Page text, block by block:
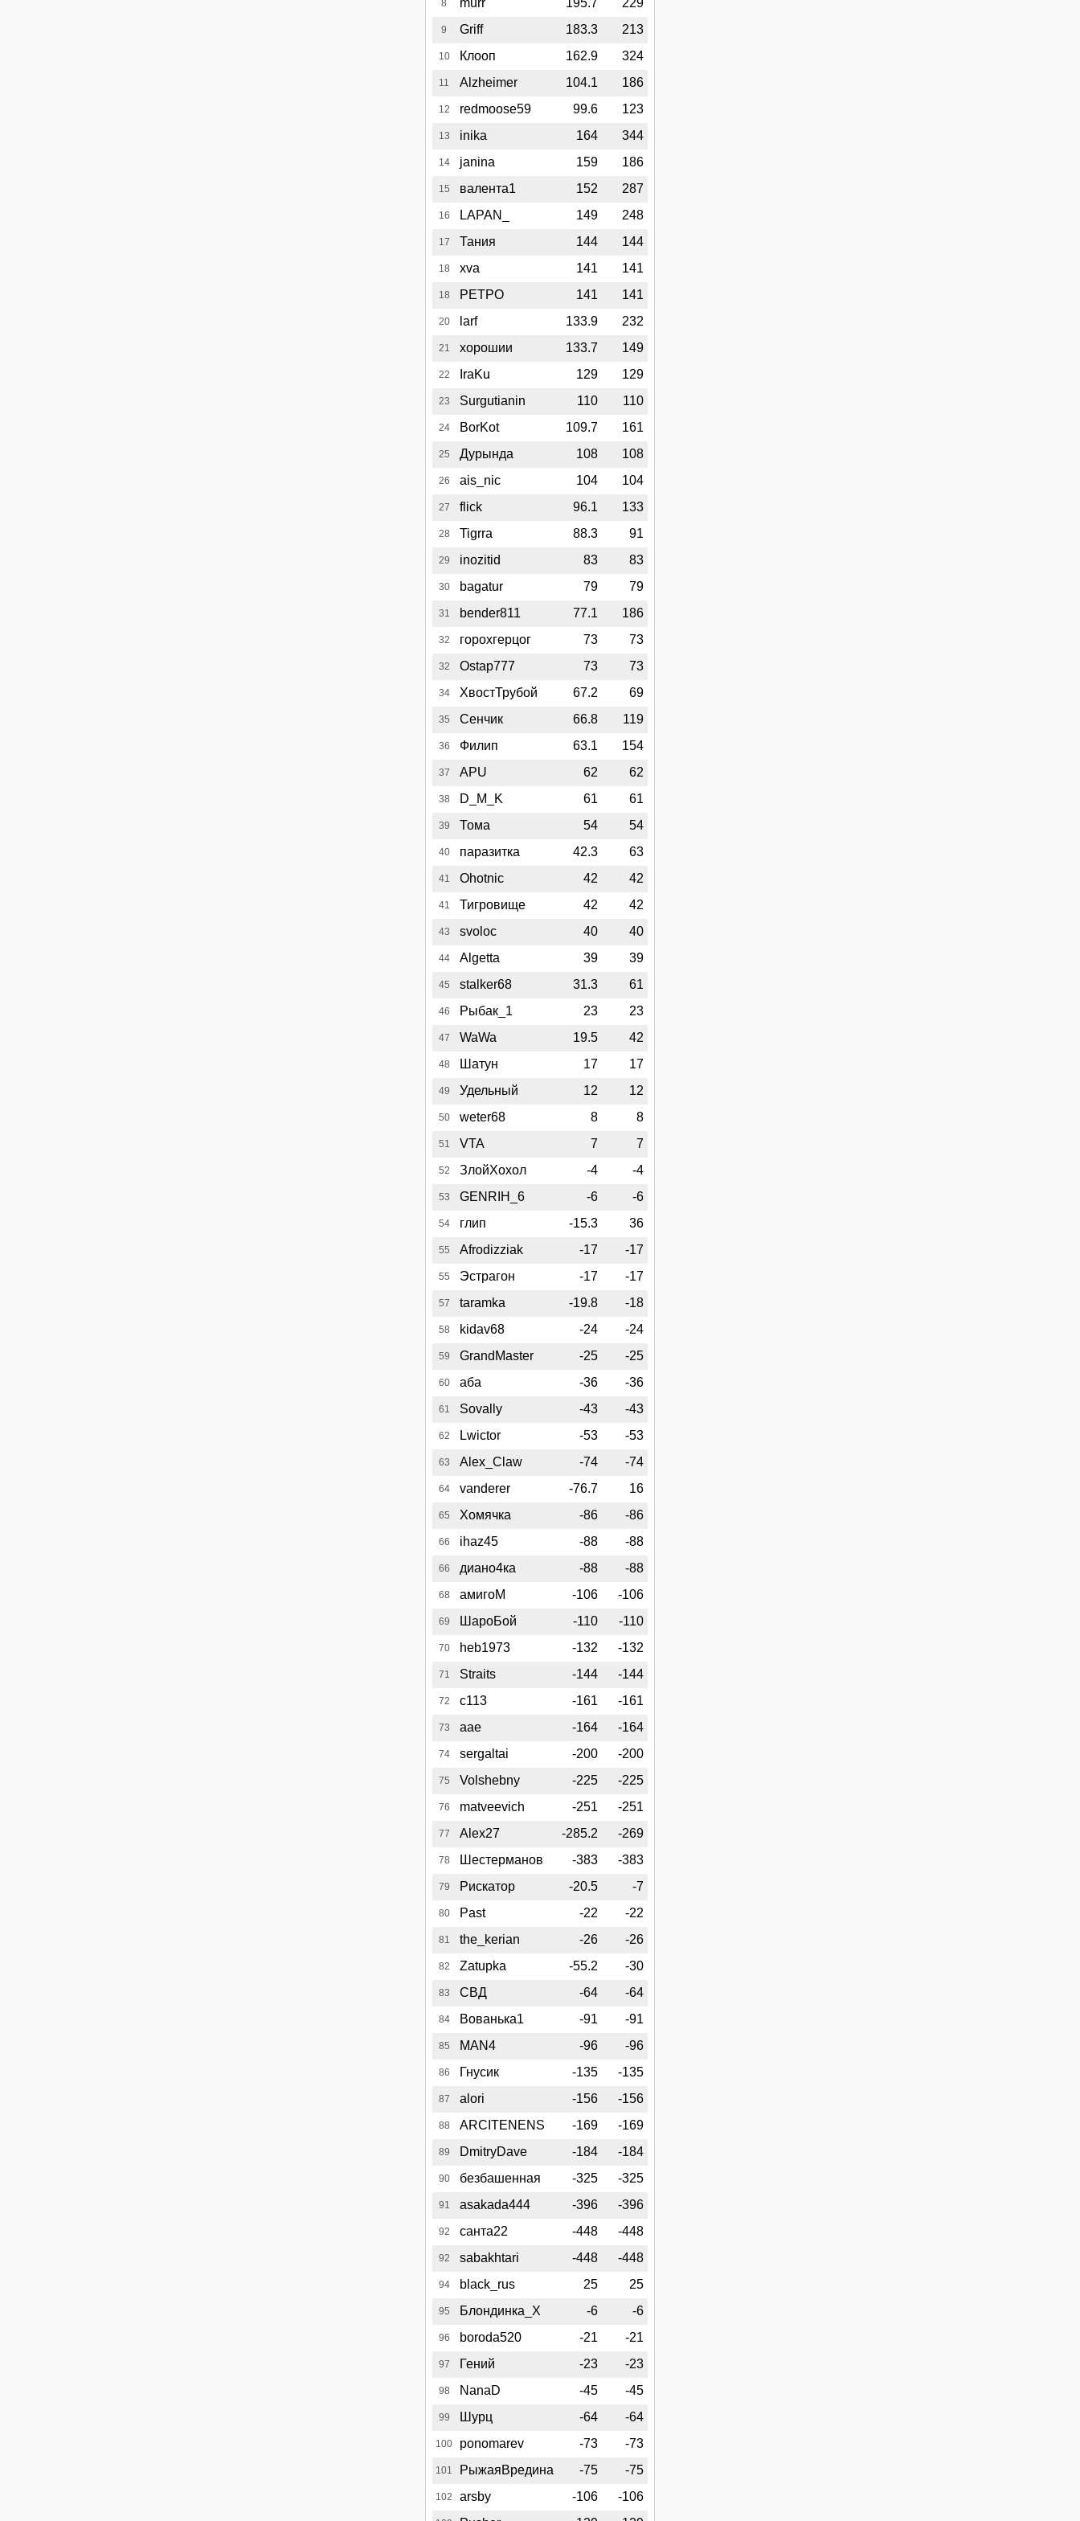
8 murr 195.7 229
9 Griff 183.3 213
10 Клооп 162.9 324
11 Alzheimer 104.1 186
12 redmoose59 99.6 123
13 inika 164 344
14 janina 159 186
15 валента1 152 287
16 LAPAN_ 149 248
17 Тания 144 144
18 xva 141 141
18 PETPO 141 141
20 larf 133.9 232
21 хорошии 133.7 149
22 IraKu 129 129
23 Surgutianin 110 110
24 BorKot 109.7 161
25 Дурында 108 108
26 ais_nic 104 104
27 flick 96.1 133
28 Tigrra 88.3 91
29 inozitid 83 83
30 bagatur 79 79
31 bender811 77.1 186
32 горохгерцог 73 73
32 Ostap777 73 73
34 ХвостТрубой 67.2 69
35 Сенчик 66.8 119
36 Филип 63.1 154
37 APU 62 62
38 D_M_K 61 61
39 Тома 54 54
40 паразитка 42.3 63
41 Ohotnic 42 42
41 Тигровище 42 42
43 svoloc 40 40
44 Algetta 39 39
45 stalker68 31.3 61
46 Рыбак_1 23 23
47 WaWa 19.5 42
48 Шатун 17 17
49 Удельный 12 12
50 weter68 8 8
51 VTA 7 7
52 ЗлойХохол -4 -4
53 GENRIH_6 -6 -6
54 глип -15.3 36
55 Afrodizziak -17 -17
55 Эстрагон -17 -17
57 taramka -19.8 -18
58 kidav68 -24 -24
59 GrandMaster -25 -25
60 аба -36 -36
61 Sovally -43 -43
62 Lwictor -53 -53
63 Alex_Claw -74 -74
64 vanderer -76.7 16
65 Хомячка -86 -86
66 ihaz45 -88 -88
66 диано4ка -88 -88
68 амигоМ -106 -106
69 ШароБой -110 -110
70 heb1973 -132 -132
71 Straits -144 -144
72 c113 -161 -161
73 аае -164 -164
74 sergaltai -200 -200
75 Volshebny -225 -225
76 matveevich -251 -251
77 Alex27 -285.2 -269
78 Шестерманов -383 -383
79 Рискатор -20.5 -7
80 Past -22 -22
81 the_kerian -26 -26
82 Zatupka -55.2 -30
83 СВД -64 -64
84 Вованька1 -91 -91
85 MAN4 -96 -96
86 Гнусик -135 -135
87 alori -156 -156
88 ARCITENENS -169 -169
89 DmitryDave -184 -184
90 безбашенная -325 -325
91 asakada444 -396 -396
92 санта22 -448 -448
92 sabakhtari -448 -448
94 black_rus 25 25
95 Блондинка_Х -6 -6
96 boroda520 -21 -21
97 Гений -23 -23
98 NanaD -45 -45
99 Шурц -64 -64
100 ponomarev -73 -73
101 РыжаяВредина -75 -75
102 arsby -106 -106